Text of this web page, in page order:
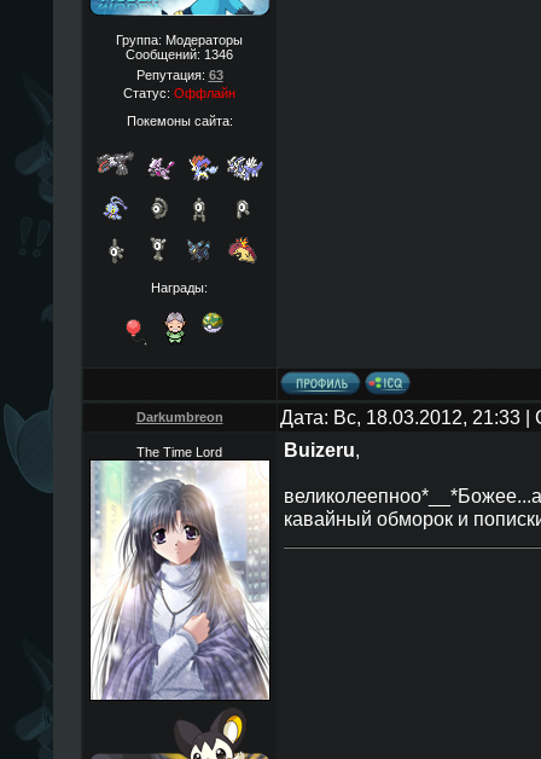
Группа: Модераторы
Сообщений: 1346
Репутация: 63
Статус: Оффлайн
Покемоны сайта:
Награды:
Darkumbreon Дата: Вс, 18.03.2012, 21:33
The Time Lord Buizeru,
кавайный обморок и